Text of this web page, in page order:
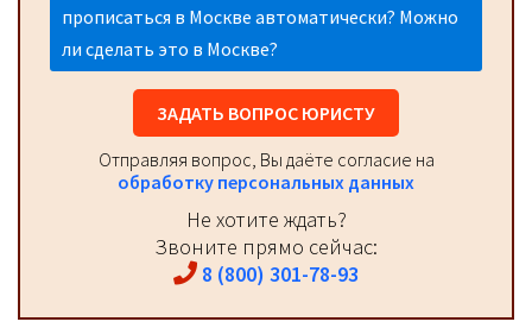
прописаться в Москве автоматически? Можно
ли сделать это в Москве?
ЗАДАТЬ ВОПРОС ЮРИСТУ
Отправляя вопрос, Вы даёте согласие на
обработку персональных данных
Не хотите ждать?
Звоните прямо сейчас:
8 (800) 301-78-93